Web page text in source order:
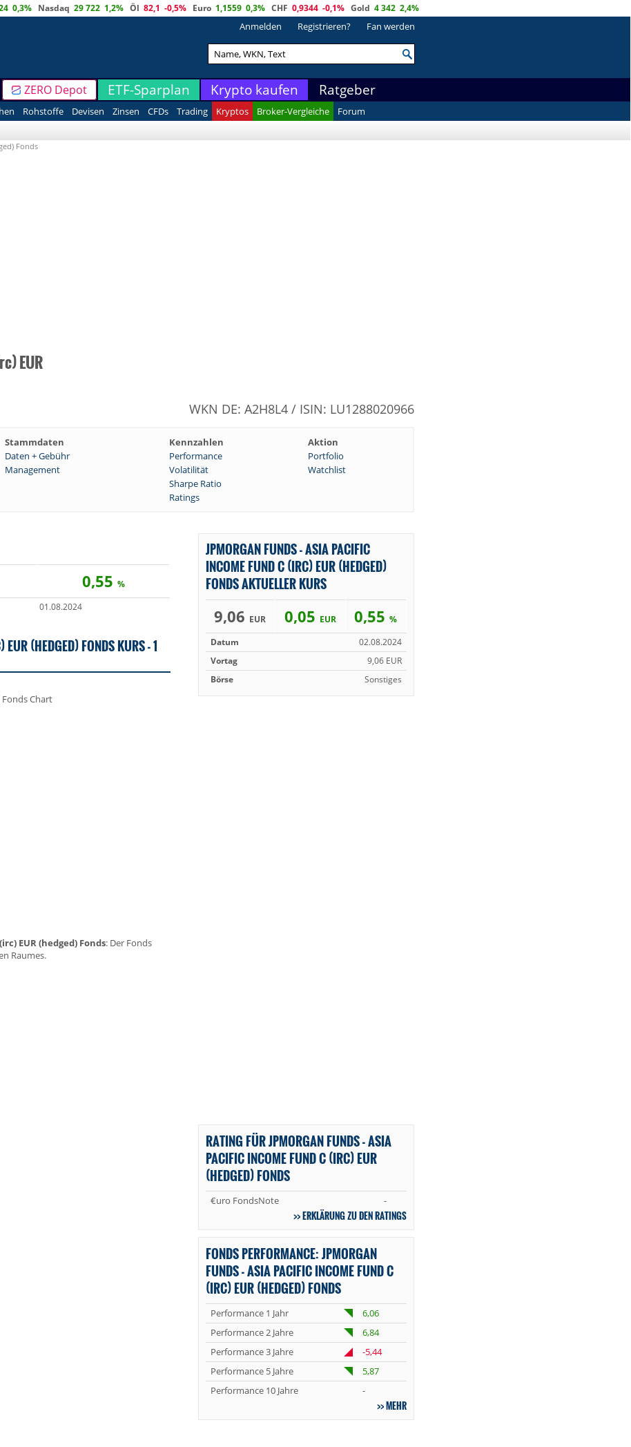
0,3% Nasdaq 29 722 1,2% Öl 82,1 -0,5% Euro 1,1559 0,3% CHF 0,9344 -0,1% Gold 4 342 2,4%
Anmelden Registrieren? Fan werden
ZERO Depot ETF-Sparplan Krypto kaufen Ratgeber
Rohstoffe Devisen Zinsen CFDs Trading Kryptos Broker-Vergleiche
Forum
Fonds
EUR
WKN DE: A2H8L4 / ISIN: LU1288020966
Stammdaten Kennzahlen
Aktion
Daten + Gebühr Performance
Portfolio
Management Volatilität
Watchlist
Sharpe Ratio
Ratings
0,55 %
01.08.2024
(HEDGED) FONDS KURS - 1
EUR (hedged) Fonds: Der Fonds
Raumes.
JPMORGAN FUNDS - ASIA PACIFIC
INCOME FUND C (IRC) EUR (HEDGED)
FONDS AKTUELLER KURS
9,06 EUR 0,05 EUR 0,55%
Datum
02.08.2024
Vortag
9,06 EUR
Börse
Sonstiges
RATING FÜR JPMORGAN FUNDS - ASIA
PACIFIC INCOME FUND C (IRC) EUR
(HEDGED) FONDS
€uro FondsNote -
ERKLÄRUNG ZU DEN RATINGS
FONDS PERFORMANCE: JPMORGAN
FUNDS - ASIA PACIFIC INCOME FUND C
(IRC) EUR (HEDGED) FONDS
Performance 1 Jahr
6,06
Performance 2 Jahre
6,84
Performance 3 Jahre
-5,44
Performance 5 Jahre
5,87
Performance 10 Jahre
-
MEHR